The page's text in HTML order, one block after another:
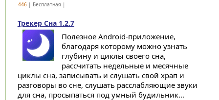
446| Бесплатная |
Трекер Сна 1.2.7
Полезное Android-приложение,
благодаря которому можно узнать
глубину и циклы своего сна,
рассчитать недельные и месячные
циклы сна, записывать и слушать свой храп и
разговоры во сне, слушать расслабляющие звуки
для сна, просыпаться под умный будильник...